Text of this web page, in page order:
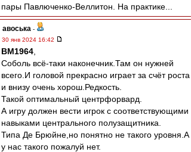
пары Павлюченко-Веллитон. На практике...
авоська -
30 янв 2024 16:42
BM1964
Соболь всё-таки наконечник.Там он нужней
всего.И головой прекрасно играет за счёт роста
и внизу очень хорош.Редкость.
Такой оптимальный центрфорвард.
А игру должен вести игрок с соответствующими
навыками центрального полузащитника.
Типа Де Брюйне,но понятно не такого уровня.А
у нас такого пожалуй нет.